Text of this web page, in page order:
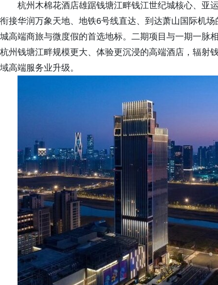
杭州木棉花酒店雄踞钱塘江畔钱江世纪城核心、亚
衔接华润万象天地、地铁6号线直达、到达萧山国际机
城高端商旅与微度假的首选地标。二期项目与一期一脉
杭州钱塘江畔规模更大、体验更沉浸的高端酒店，辐射
域高端服务业升级。